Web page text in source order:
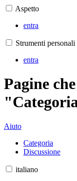
Aspetto
entra
Strumenti personali
entra
Pagine
Aiuto
Categoria
Discussione
italiano